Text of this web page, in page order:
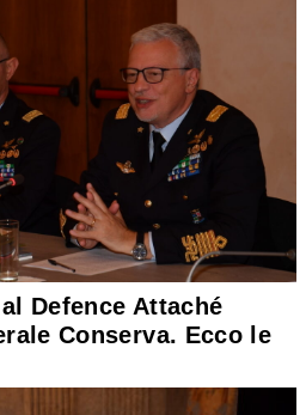
Defence Attaché
Conserva. Ecco le